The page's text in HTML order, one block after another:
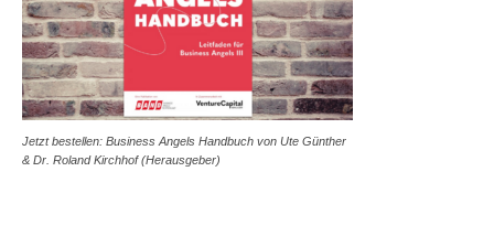
Jetzt bestellen: Business Angels Handbuch von Ute Günther
& Dr. Roland Kirchhof (Herausgeber)